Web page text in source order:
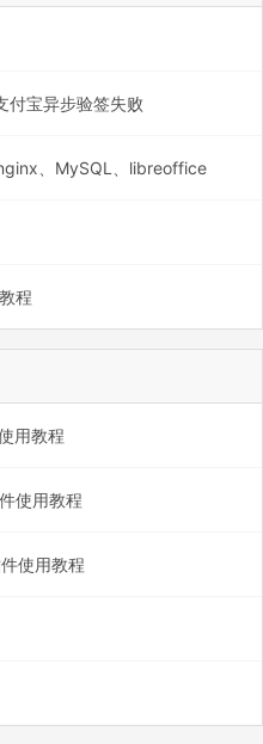
付宝异步验签失败
、MySQL、libreoffice
程
用教程
使用教程
使用教程